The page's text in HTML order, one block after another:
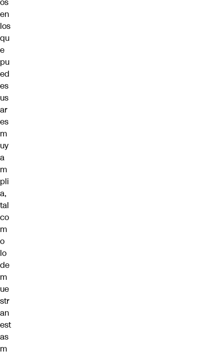
en
los
qu
e
pu
ed
es
us
ar
es
m
uy
a
m
pli
a,
tal
co
m
o
lo
de
m
ue
str
an
est
as
m